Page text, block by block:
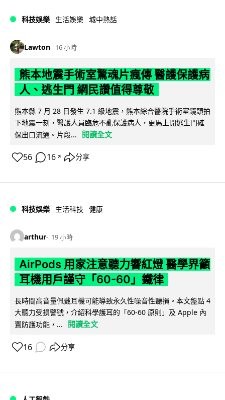
科技娛樂 生活娛樂 城中熱話
Lawton 16 小時
熊本地震手術室驚魂片瘋傳 醫護保護病
人、逃生門 網民讚值得尊敬
熊本縣 7 月 28 日發生 7.1 級地震，熊本綜合醫院手術室鏡頭拍
下地震一刻，醫護人員臨危不亂保護病人，更馬上開逃生門確
保出口流通。片段...
閱讀全文
56 16 ↗ 分享
科技娛樂 生活科技 健康
arthur 19 小時
AirPods 用家注意聽力響紅燈 醫學界籲
耳機用戶謹守「60-60」鐵律
長時間高音量佩戴耳機可能導致永久性噪音性聽損。本文盤點 4
大聽力受損警號，介紹科學護耳的「60-60 原則」及 Apple 內
置防護功能，...
閱讀全文
16 分享